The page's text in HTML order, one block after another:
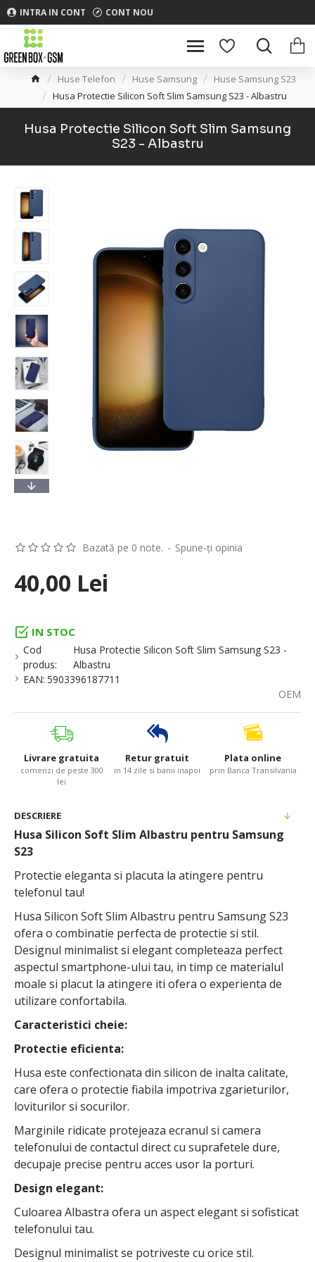
INTRA IN CONT CONT NOU
Huse Telefon Huse Samsung
Huse Samsung S23
Husa Protectie Silicon Soft Slim Samsung S23 - Albastru
Husa Protectie Silicon Soft Slim Samsung
S23 - Albastru
IN STOC
Cod
produs:
Husa Protectie Silicon Soft Slim Samsung S23 -
Albastru
EAN: 5903396187711
OEM
Bazată pe 0 note. - Spune-ţi opinia
40,00 Lei
Livrare gratuita
comenzi de peste 300
lei
Retur gratuit
in 14 zile si banii inapoi
Plata online
prin Banca Transilvania
DESCRIERE
Husa Silicon Soft Slim Albastru pentru Samsung
S23
Protectie eleganta si placuta la atingere pentru
telefonul tau!
Husa Silicon Soft Slim Albastru pentru Samsung S23
ofera o combinatie perfecta de protectie si stil.
Designul minimalist si elegant completeaza perfect
aspectul smartphone-ului tau, in timp ce materialul
moale si placut la atingere iti ofera o experienta de
utilizare confortabila.
Caracteristici cheie:
Protectie eficienta:
Husa este confectionata din silicon de inalta calitate,
care ofera o protectie fiabila impotriva zgarieturilor,
loviturilor si socurilor.
Marginile ridicate protejeaza ecranul si camera
telefonului de contactul direct cu suprafetele dure,
decupaje precise pentru acces usor la porturi.
Design elegant:
Culoarea Albastra ofera un aspect elegant si sofisticat
telefonului tau.
Designul minimalist se potriveste cu orice stil.